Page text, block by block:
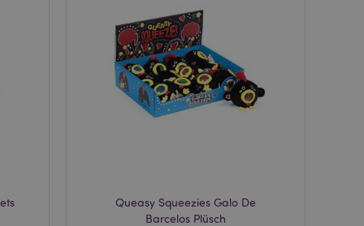
Queasy Squeezies Galo De
Barcelos Plüsch
dass die
Version einer
die
derselben
Cookie
wird, um seine